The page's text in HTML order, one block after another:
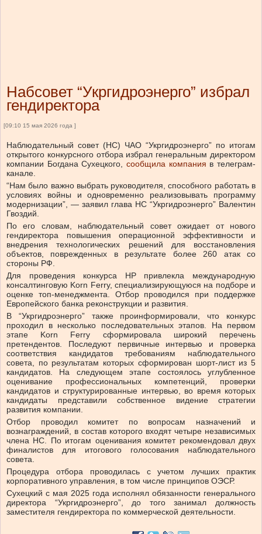
Набсовет “Укргидроэнерго” избрал
гендиректора
[09:10 15 мая 2026 года ]
Наблюдательный совет (НС) ЧАО “Укргидроэнерго” по итогам
открытого конкурсного отбора избрал генеральным директором
компании Богдана Сухецкого, сообщила компания в телеграм-
канале.
“Нам было важно выбрать руководителя, способного работать в
условиях войны и одновременно реализовывать программу
модернизации”, — заявил глава НС “Укргидроэнерго” Валентин
Гвоздий.
По его словам, наблюдательный совет ожидает от нового
гендиректора повышения операционной эффективности и
внедрения технологических решений для восстановления
объектов, поврежденных в результате более 260 атак со
стороны РФ.
Для проведения конкурса НР привлекла международную
консалтинговую Korn Ferry, специализирующуюся на подборе и
оценке топ-менеджмента. Отбор проводился при поддержке
Европейского банка реконструкции и развития.
В “Укргидроэнерго” также проинформировали, что конкурс
проходил в несколько последовательных этапов. На первом
этапе Korn Ferry сформировала широкий перечень
претендентов. Последуют первичные интервью и проверка
соответствия кандидатов требованиям наблюдательного
совета, по результатам которых сформирован шорт-лист из 5
кандидатов. На следующем этапе состоялось углубленное
оценивание профессиональных компетенций, проверки
кандидатов и структурированные интервью, во время которых
кандидаты представили собственное видение стратегии
развития компании.
Отбор проводил комитет по вопросам назначений и
вознаграждений, в состав которого входят четыре независимых
члена НС. По итогам оценивания комитет рекомендовал двух
финалистов для итогового голосования наблюдательного
совета.
Процедура отбора проводилась с учетом лучших практик
корпоративного управления, в том числе принципов ОЭСР.
Сухецкий с мая 2025 года исполнял обязанности генерального
директора “Укргидроэнерго”, до того занимал должность
заместителя гендиректора по коммерческой деятельности.